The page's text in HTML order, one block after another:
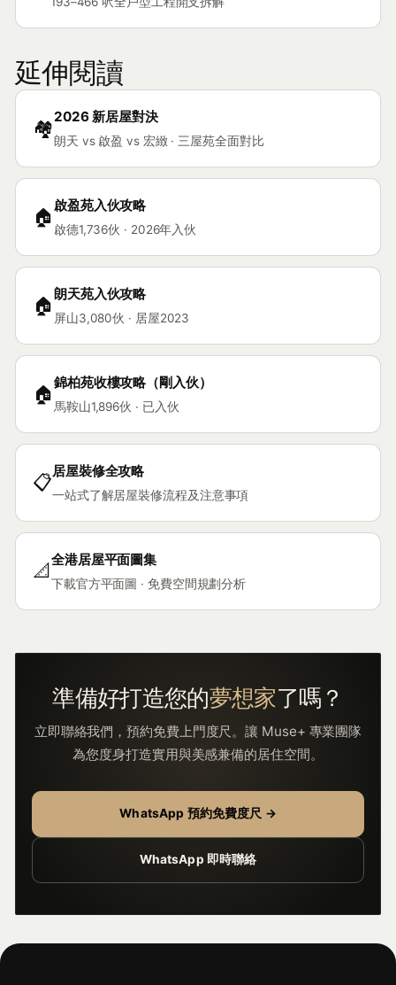
延伸閱讀
🏘️
2026 新居屋對決
朗天 vs 啟盈 vs 宏緻 · 三屋苑全面對比
🏠
啟盈苑入伙攻略
啟德1,736伙 · 2026年入伙
🏠
朗天苑入伙攻略
屏山3,080伙 · 居屋2023
🏠
錦柏苑收樓攻略（剛入伙）
馬鞍山1,896伙 · 已入伙
📋
居屋裝修全攻略
一站式了解居屋裝修流程及注意事項
📐
全港居屋平面圖集
下載官方平面圖 · 免費空間規劃分析
準備好打造您的夢想家了嗎？
立即聯絡我們，預約免費上門度尺。讓 Muse+ 專業團隊
為您度身打造實用與美感兼備的居住空間。
WhatsApp 預約免費度尺 →
WhatsApp 即時聯絡